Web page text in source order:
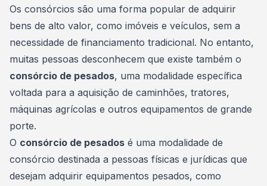
Os consórcios são uma forma popular de adquirir
bens de alto valor, como imóveis e veículos, sem a
necessidade de financiamento tradicional. No entanto,
muitas pessoas desconhecem que existe também o
consórcio de pesados, uma modalidade específica
voltada para a aquisição de caminhões, tratores,
máquinas agrícolas e outros equipamentos de grande
porte.
O consórcio de pesados é uma modalidade de
consórcio destinada a pessoas físicas e jurídicas que
desejam adquirir equipamentos pesados, como